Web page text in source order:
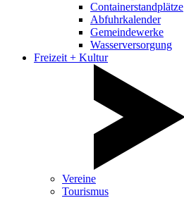
Containerstandplätze
Abfuhrkalender
Gemeindewerke
Wasserversorgung
Freizeit + Kultur
Vereine
Tourismus